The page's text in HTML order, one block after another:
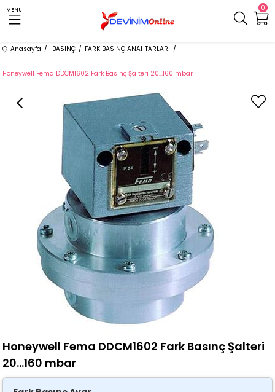
0
MENU
Anasayfa BASINÇ FARK BASINÇ ANAHTARLARI
Honeywell Fema DDCM1602 Fark Basınç Şalteri 20...160 mbar
Honeywell Fema DDCM1602 Fark Basınç Şalteri
20...160 mbar